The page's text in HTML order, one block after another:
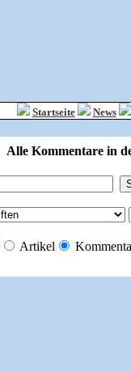
Startseite News
Alle Kommentare in
Artikel